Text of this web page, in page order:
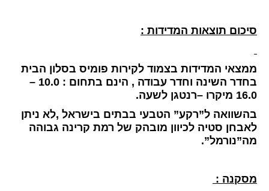
סיכום תוצאות המדידות :
ממצאי המדידות בצמוד לקירות פומיס בסלון הבית
בחדר השינה וחדר עבודה , הינם בתחום : 10.0 –
16.0 מיקרו –רנטגן לשעה.
בהשוואה ל”רקע” הטבעי בבתים בישראל ,לא ניתן
לאבחן סטיה לכיוון מובהק של רמת קרינה גבוהה
מה”נורמל”.
מסקנה :